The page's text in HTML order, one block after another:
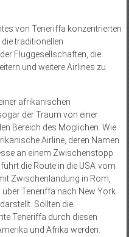
von Teneriffa konzentrierten
traditionellen
Fluggesellschaften, die
und weitere Airlines zu
afrikanischen
der Traum von einer
Bereich des Möglichen. Wie
Airline, deren Namen
an einem Zwischenstopp
die Route in die USA vom
Zwischenlandung in Rom,
Teneriffa nach New York
Sollten die
Teneriffa durch diesen
und Afrika werden.